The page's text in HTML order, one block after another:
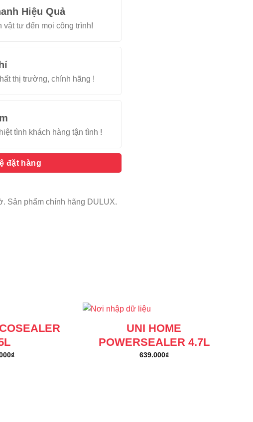
Hiệu Quả
tư đến mọi công trình!
thị trường, chính hãng !
tình khách hàng tận tình !
đặt hàng
Sản phẩm chính hãng DULUX.
₫
UNI HOME
POWERSEALER 4.7L
639.000₫